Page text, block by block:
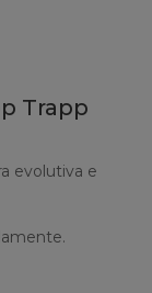
Trapp
evolutiva e